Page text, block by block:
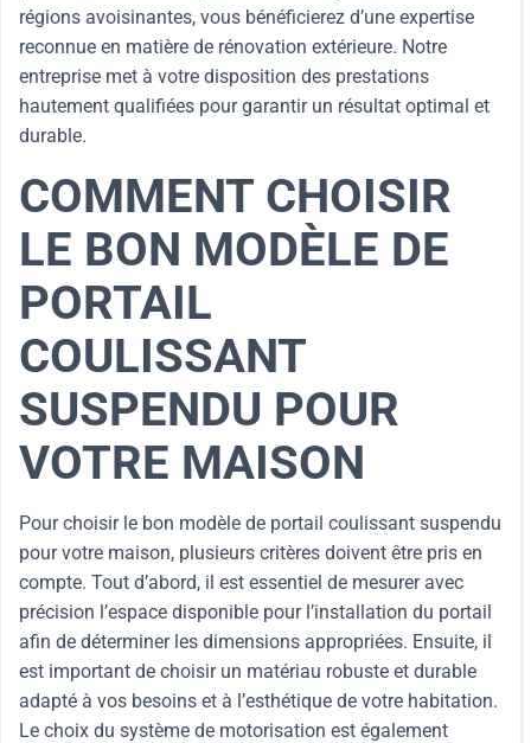
régions avoisinantes, vous bénéficierez d’une expertise
reconnue en matière de rénovation extérieure. Notre
entreprise met à votre disposition des prestations
hautement qualifiées pour garantir un résultat optimal et
durable.
COMMENT CHOISIR
LE BON MODÈLE DE
PORTAIL
COULISSANT
SUSPENDU POUR
VOTRE MAISON
Pour choisir le bon modèle de portail coulissant suspendu
pour votre maison, plusieurs critères doivent être pris en
compte. Tout d’abord, il est essentiel de mesurer avec
précision l’espace disponible pour l’installation du portail
afin de déterminer les dimensions appropriées. Ensuite, il
est important de choisir un matériau robuste et durable
adapté à vos besoins et à l’esthétique de votre habitation.
Le choix du système de motorisation est également